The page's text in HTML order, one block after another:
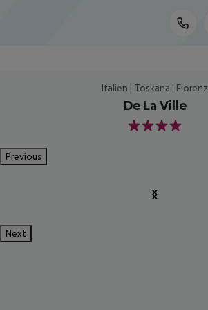
Italien | Toskana | Florenz
De La Ville
4
Previous
Next